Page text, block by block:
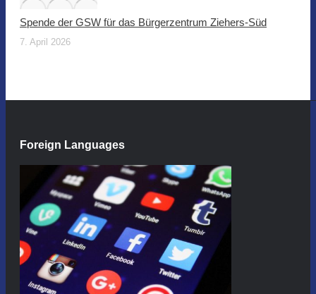
Spende der GSW für das Bürgerzentrum Ziehers-Süd
7. April 2026
Foreign Languages